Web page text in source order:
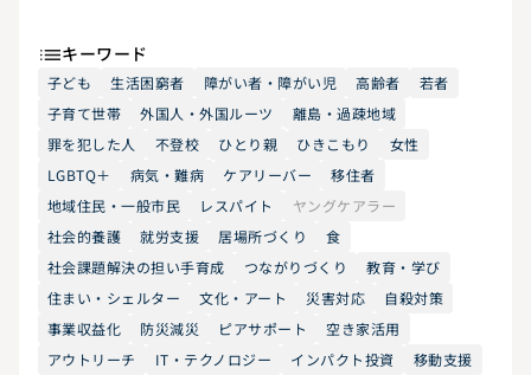
キーワード
子ども 生活困窮者 障がい者・障がい児 高齢者
若者
子育て世帯
外国人・外国ルーツ
離島・過疎地域
罪を犯した人
不登校 ひとり親 ひきこもり
女性
LGBTQ＋
病気・難病 ケアリーバー
移住者
地域住民・一般市民
レスパイト
ヤングケアラー
社会的養護
就労支援 居場所づくり
食
社会課題解決の担い手育成
つながりづくり
教育・学び
住まい・シェルター
文化・アート 災害対応
自殺対策
事業収益化
防災減災 ピアサポート
空き家活用
アウトリーチ
IT・テクノロジー インパクト投資
移動支援